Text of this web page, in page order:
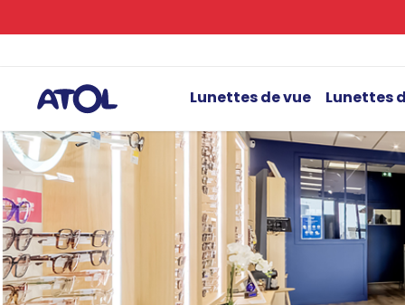
Lunettes de vue Lunettes